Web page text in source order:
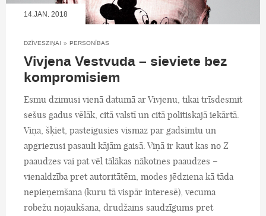
14.JAN, 2018
DZĪVESZIŅAI » PERSONĪBAS
Vivjena Vestvuda – sieviete bez
kompromisiem
Esmu dzimusi vienā datumā ar Vivjenu, tikai trīsdesmit
sešus gadus vēlāk, citā valstī un citā politiskajā iekārtā.
Viņa, šķiet, pasteigusies vismaz par gadsimtu un
apgriezusi pasauli kājām gaisā. Viņā ir kaut kas no Z
paaudzes vai pat vēl tālākas nākotnes paaudzes –
vienaldzība pret autoritātēm, modes jēdziena kā tāda
nepieņemšana (kuru tā vispār interesē), vecuma
robežu nojaukšana, drudžains saudzīgums pret